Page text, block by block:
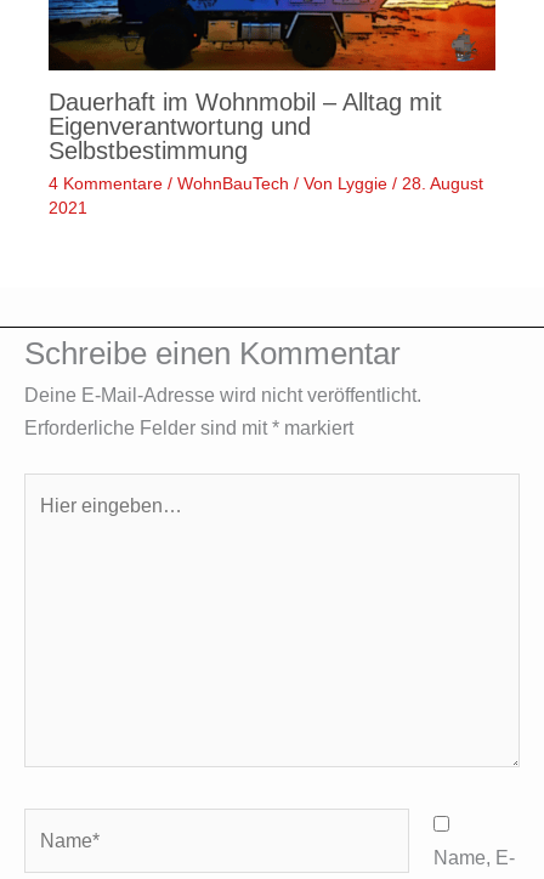
Dauerhaft im Wohnmobil – Alltag mit
Eigenverantwortung und
Selbstbestimmung
4 Kommentare / WohnBauTech / Von Lyggie / 28. August
2021
Schreibe einen Kommentar
Deine E-Mail-Adresse wird nicht veröffentlicht.
Erforderliche Felder sind mit* markiert
eingeben…
Name, E-